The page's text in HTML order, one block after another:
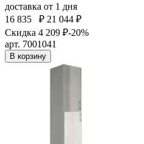
доставка от 1 дня
16 835
₽ 21 044 ₽
Скидка 4 209 ₽-20%
арт. 7001041
В корзину